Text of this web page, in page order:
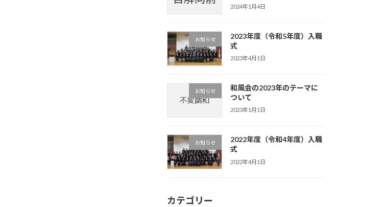
2024年1月4日
お知らせ
2023年度（令和5年度）入職
式
2023年4月1日
お知らせ
和風会の2023年のテーマに
ついて
2023年1月1日
お知らせ
2022年度（令和4年度）入職
式
2022年4月1日
カテゴリー